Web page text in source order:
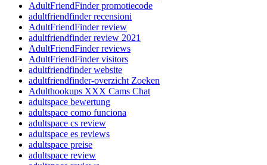
AdultFriendFinder promotiecode
adultfriendfinder recensioni
AdultFriendFinder review
adultfriendfinder review 2021
AdultFriendFinder reviews
AdultFriendFinder visitors
adultfriendfinder website
adultfriendfinder-overzicht Zoeken
Adulthookups XXX Cams Chat
adultspace bewertung
adultspace como funciona
adultspace cs review
adultspace es reviews
adultspace preise
adultspace review